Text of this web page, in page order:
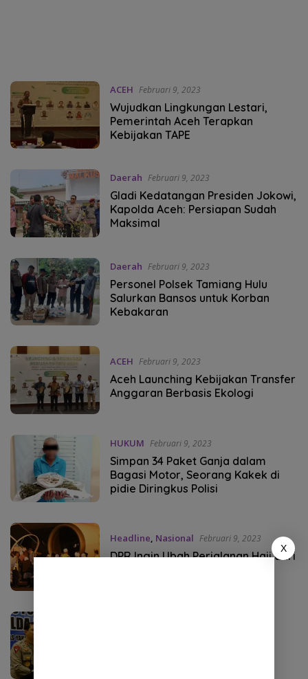
ACEH Februari 9, 2023
Wujudkan Lingkungan Lestari,
Pemerintah Aceh Terapkan
Kebijakan TAPE
Daerah Februari 9, 2023
Gladi Kedatangan Presiden Jokowi,
Kapolda Aceh: Persiapan Sudah
Maksimal
Daerah Februari 9, 2023
Personel Polsek Tamiang Hulu
Salurkan Bansos untuk Korban
Kebakaran
ACEH Februari 9, 2023
Aceh Launching Kebijakan Transfer
Anggaran Berbasis Ekologi
HUKUM Februari 9, 2023
Simpan 34 Paket Ganja dalam
Bagasi Motor, Seorang Kakek di
pidie Diringkus Polisi
Headline, Nasional Februari 9, 2023
DPR Ingin Ubah Perjalanan Haji dari
X